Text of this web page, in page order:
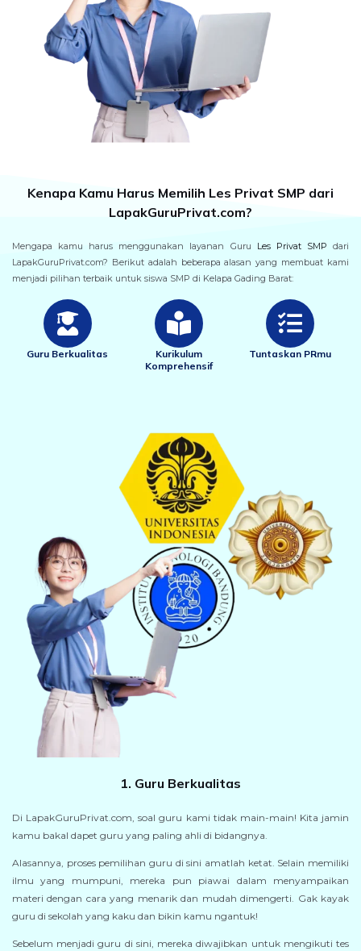
Kenapa Kamu Harus Memilih Les Privat SMP dari
LapakGuruPrivat.com?
Mengapa kamu harus menggunakan layanan Guru Les Privat SMP dari
LapakGuruPrivat.com? Berikut adalah beberapa alasan yang membuat kami
menjadi pilihan terbaik untuk siswa SMP di Kelapa Gading Barat:
Guru Berkualitas
Kurikulum
Komprehensif
Tuntaskan PRmu
1. Guru Berkualitas
Di LapakGuruPrivat.com, soal guru kami tidak main-main! Kita jamin
kamu bakal dapet guru yang paling ahli di bidangnya.
Alasannya, proses pemilihan guru di sini amatlah ketat. Selain memiliki
ilmu yang mumpuni, mereka pun piawai dalam menyampaikan
materi dengan cara yang menarik dan mudah dimengerti. Gak kayak
guru di sekolah yang kaku dan bikin kamu ngantuk!
Sebelum menjadi guru di sini, mereka diwajibkan untuk mengikuti tes